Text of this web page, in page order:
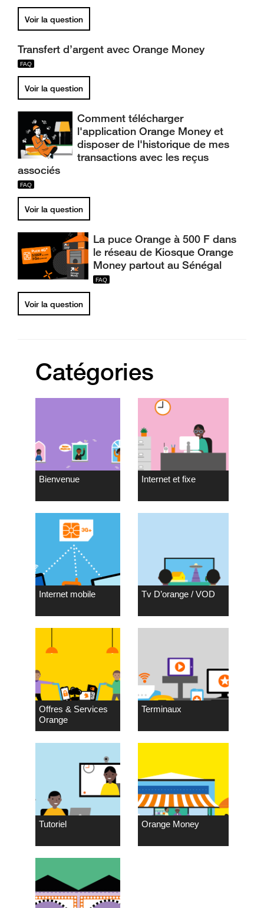
Voir la question
Transfert d’argent avec Orange Money
Voir la question
Comment télécharger
l'application Orange Money et
disposer de l'historique de mes
transactions avec les reçus
associés
Voir la question
La puce Orange à 500 F dans
le réseau de Kiosque Orange
Money partout au Sénégal
Voir la question
Catégories
Bienvenue Internet et fixe
Internet mobile Tv D’orange / VOD
Offres & Services
Orange
Terminaux
Tutoriel Orange Money